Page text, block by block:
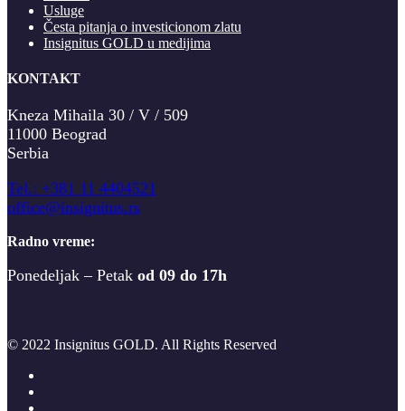
Usluge
Česta pitanja o investicionom zlatu
Insignitus GOLD u medijima
KONTAKT
Kneza Mihaila 30 / V / 509
11000 Beograd
Serbia
Tel.: +381 11 4404521
office@insignitus.rs
Radno vreme:
Ponedeljak – Petak od 09 do 17h
© 2022 Insignitus GOLD. All Rights Reserved